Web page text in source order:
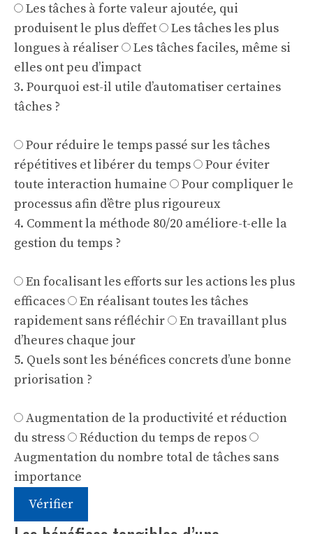
Les tâches à forte valeur ajoutée, qui
produisent le plus d’effet
Les tâches les plus
longues à réaliser
Les tâches faciles, même si
elles ont peu d’impact
3. Pourquoi est-il utile d’automatiser certaines
tâches ?
Pour réduire le temps passé sur les tâches
répétitives et libérer du temps
Pour éviter
toute interaction humaine
Pour compliquer le
processus afin d’être plus rigoureux
4. Comment la méthode 80/20 améliore-t-elle la
gestion du temps ?
En focalisant les efforts sur les actions les plus
efficaces
En réalisant toutes les tâches
rapidement sans réfléchir
En travaillant plus
d’heures chaque jour
5. Quels sont les bénéfices concrets d’une bonne
priorisation ?
Augmentation de la productivité et réduction
du stress
Réduction du temps de repos
Augmentation du nombre total de tâches sans
importance
Vérifier